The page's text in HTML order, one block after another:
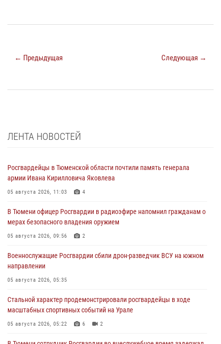
← Предыдущая Следующая →
ЛЕНТА НОВОСТЕЙ
Росгвардейцы в Тюменской области почтили память генерала
армии Ивана Кирилловича Яковлева
05 августа 2026, 11:03 4
В Тюмени офицер Росгвардии в радиоэфире напомнил гражданам о
мерах безопасного владения оружием
05 августа 2026, 09:56 2
Военнослужащие Росгвардии сбили дрон-разведчик ВСУ на южном
направлении
05 августа 2026, 05:35
Стальной характер продемонстрировали росгвардейцы в ходе
масштабных спортивных событий на Урале
05 августа 2026, 05:22 6 2